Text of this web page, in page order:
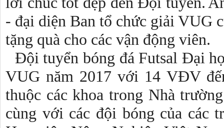
- đại diện Ban tổ chức giải VUG
tặng quà cho các vận động viên.
Đội tuyển bóng đá Futsal Đại
VUG năm 2017 với 14 VĐV
thuộc các khoa trong Nhà
cùng với các đội bóng của các